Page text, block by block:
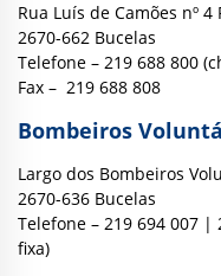
Rua Luís de Camões nº 4
2670-662 Bucelas
Telefone – 219 688 800
Fax – 219 688 808
Bombeiros
Largo dos Bombeiros
2670-636 Bucelas
Telefone – 219 694 007 |
fixa)